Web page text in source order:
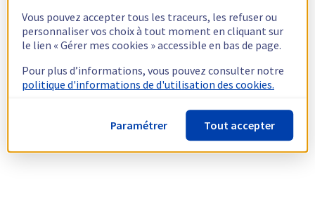
Vous pouvez accepter tous les traceurs, les refuser ou
personnaliser vos choix à tout moment en cliquant sur
le lien « Gérer mes cookies » accessible en bas de page.
Pour plus d’informations, vous pouvez consulter notre
politique d'informations de d'utilisation des cookies.
Paramétrer Tout accepter